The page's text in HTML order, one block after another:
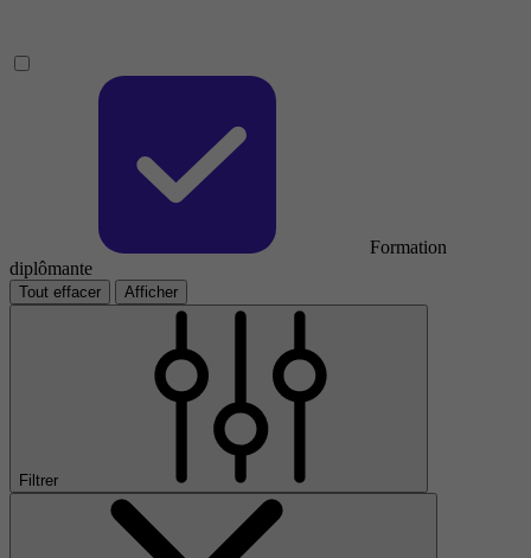
Formation
diplômante
Tout effacer Afficher
Filtrer